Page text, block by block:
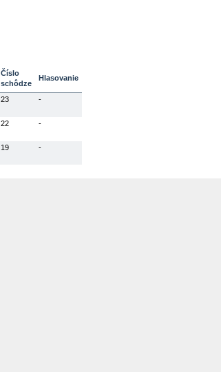
Číslo
schôdze
Hlasovanie
23 -
22 -
19 -